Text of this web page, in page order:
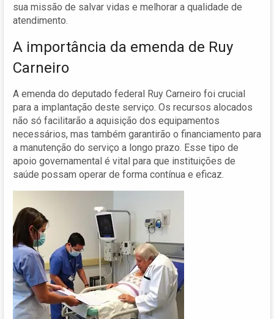
sua missão de salvar vidas e melhorar a qualidade de
atendimento.
A importância da emenda de Ruy
Carneiro
A emenda do deputado federal Ruy Carneiro foi crucial
para a implantação deste serviço. Os recursos alocados
não só facilitarão a aquisição dos equipamentos
necessários, mas também garantirão o financiamento para
a manutenção do serviço a longo prazo. Esse tipo de
apoio governamental é vital para que instituições de
saúde possam operar de forma contínua e eficaz.